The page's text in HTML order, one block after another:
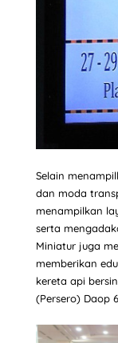
Selain
dan moda
menampilkan
serta
Miniatur juga
memberikan
kereta api
(Persero) Daop